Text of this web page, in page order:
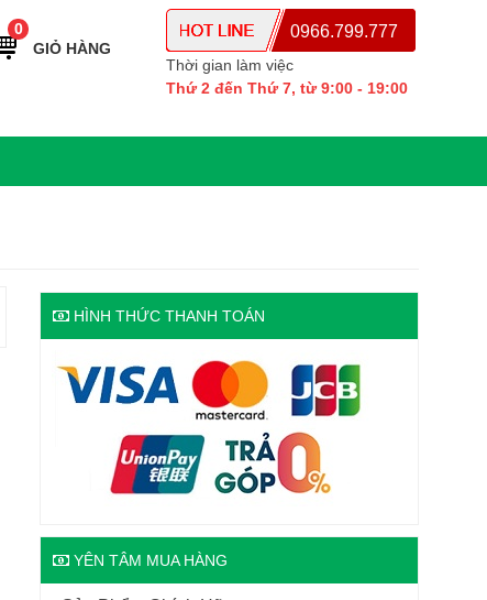
0966.799.777
Thời gian làm việc
Thứ 2 đến Thứ 7, từ 9:00 - 19:00
0
GIỎ HÀNG
HÌNH THỨC THANH TOÁN
YÊN TÂM MUA HÀNG